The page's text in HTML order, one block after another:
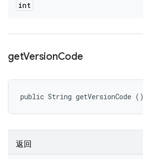
int
getVersionCode
public String getVersionCode ()
返回